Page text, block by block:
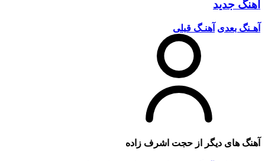
آهنگ جدید
آهـنگ بعدی آهنـگ قبلی
آهنگ های دیگر از حجت اشرف زاده